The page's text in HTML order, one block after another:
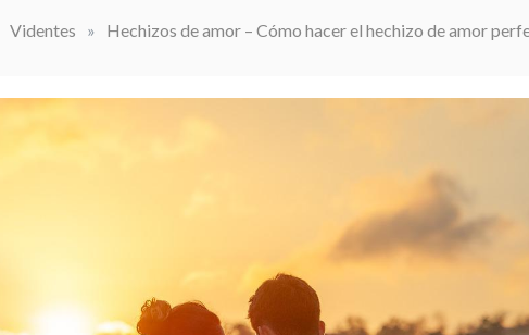
Videntes » Hechizos de amor – Cómo hacer el hechizo de amor